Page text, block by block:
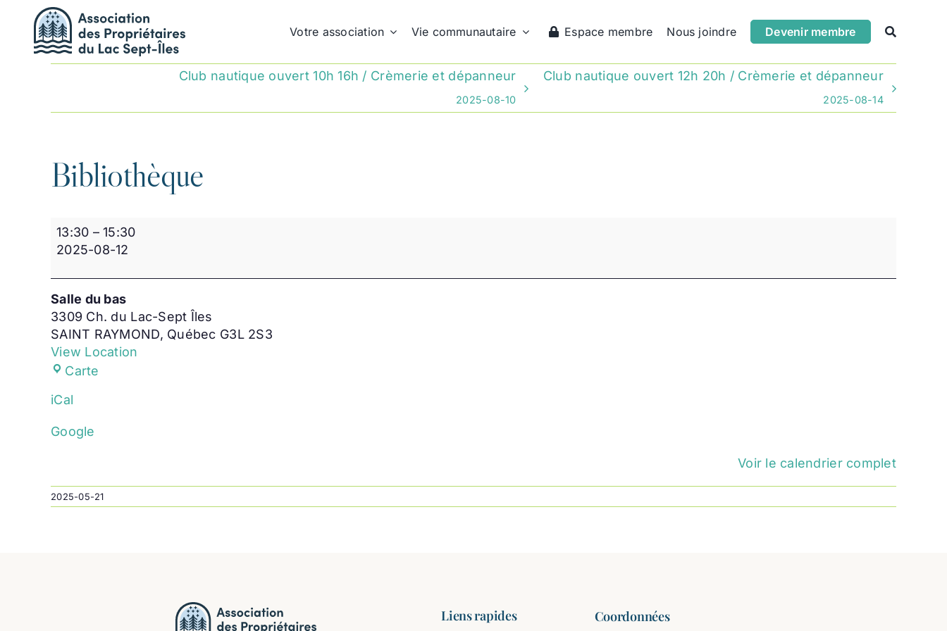
Passer
contenu
Votre association Vie communautaire Espace membre Nous joindre Devenir membre
Club nautique ouvert 10h 16h / Crèmerie et dépanneur
2025-08-10
Club nautique ouvert 12h 20h / Crèmerie et dépanneur
2025-08-14
Bibliothèque
Bibliothèque
13:30 –15:30
2025-08-12
Salle du bas
3309 Ch. du Lac-Sept Îles
SAINT RAYMOND, Québec G3L 2S3
View Location
Carte
iCal
Google
Voir le calendrier complet
2025-05-21
Liens rapides Coordonnées